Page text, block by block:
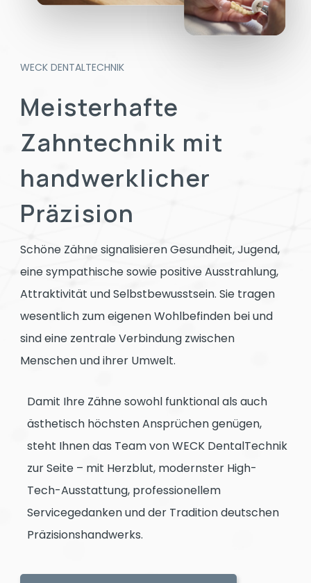
WECK DENTALTECHNIK
Meisterhafte
Zahntechnik mit
handwerklicher
Präzision
Schöne Zähne signalisieren Gesundheit, Jugend,
eine sympathische sowie positive Ausstrahlung,
Attraktivität und Selbstbewusstsein. Sie tragen
wesentlich zum eigenen Wohlbefinden bei und
sind eine zentrale Verbindung zwischen
Menschen und ihrer Umwelt.
Damit Ihre Zähne sowohl funktional als auch
ästhetisch höchsten Ansprüchen genügen,
steht Ihnen das Team von WECK DentalTechnik
zur Seite – mit Herzblut, modernster High-
Tech-Ausstattung, professionellem
Servicegedanken und der Tradition deutschen
Präzisionshandwerks.